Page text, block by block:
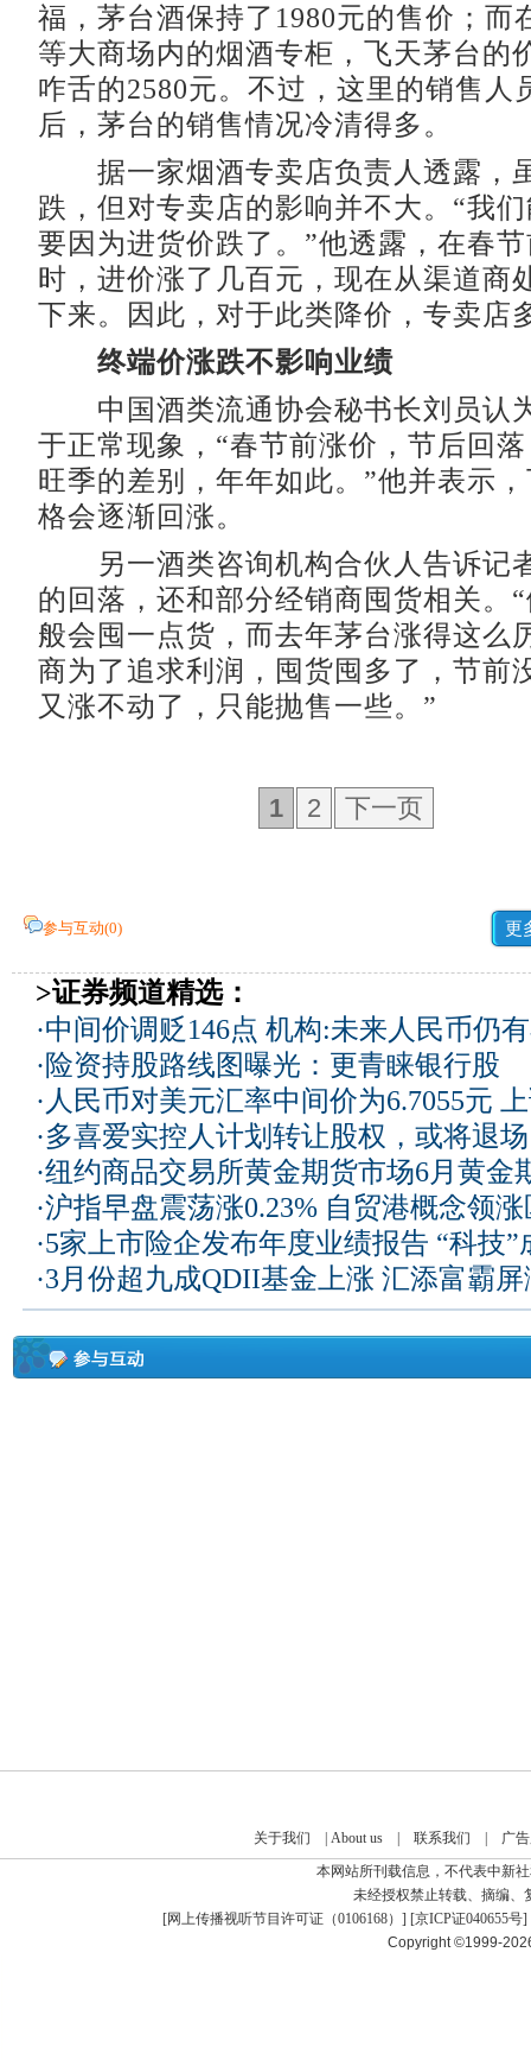
福，茅台酒保持了1980元的售价；而
等大商场内的烟酒专柜，飞天茅台的
咋舌的2580元。不过，这里的销售人
后，茅台的销售情况冷清得多。
据一家烟酒专卖店负责人透露，
跌，但对专卖店的影响并不大。“我
要因为进货价跌了。”他透露，在春
时，进价涨了几百元，现在从渠道商
下来。因此，对于此类降价，专卖店
终端价涨跌不影响业绩
中国酒类流通协会秘书长刘员认
于正常现象，“春节前涨价，节后回
旺季的差别，年年如此。”他并表示
格会逐渐回涨。
另一酒类咨询机构合伙人告诉记
的回落，还和部分经销商囤货相关。
般会囤一点货，而去年茅台涨得这么
商为了追求利润，囤货囤多了，节前
又涨不动了，只能抛售一些。”
1 2 下一页
参与互动(0) 更
>证券频道精选：
·中间价调贬146点 机构:未来人民币仍
· 险资持股路线图曝光：更青睐银行股
· 人民币对美元汇率中间价为6.7055元
·多喜爱实控人计划转让股权，或将退场
·纽约商品交易所黄金期货市场6月黄金
·沪指早盘震荡涨0.23% 自贸港概念领
·5家上市险企发布年度业绩报告 “科技”
·3月份超九成QDII基金上涨 汇添富霸
关于我们 About us| 联系我们
广
本网站所刊载信息，不代表中新
未经授权禁止转载、摘编、
[网上传播视听节目许可证（0106168） ] [京ICP证040655号]
Copyright ©1999-